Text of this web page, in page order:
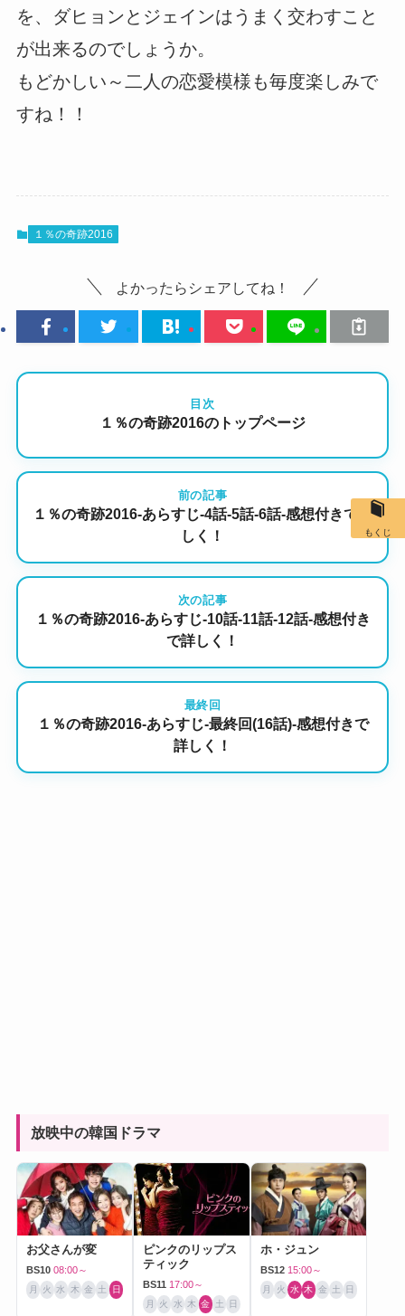
を、ダヒョンとジェインはうまく交わすこと
が出来るのでしょうか。
もどかしい～二人の恋愛模様も毎度楽しみで
すね！！
１％の奇跡2016
よかったらシェアしてね！
目次
１％の奇跡2016のトップページ
前の記事
１％の奇跡2016-あらすじ-4話-5話-6話-感想付きで詳
しく！
次の記事
１％の奇跡2016-あらすじ-10話-11話-12話-感想付き
で詳しく！
最終回
１％の奇跡2016-あらすじ-最終回(16話)-感想付きで
詳しく！
放映中の韓国ドラマ
お父さんが変
BS10 08:00～
月 火 水 木 金 土 日
ピンクのリップス
ティック
BS11 17:00～
月 火 水 木 金 土 日
ホ・ジュン
BS12 15:00～
月 火 水 木 金 土 日
もくじ